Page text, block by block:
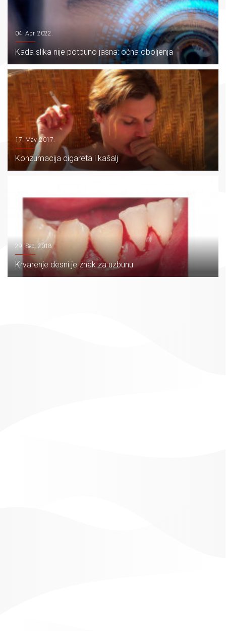
04. Apr. 2022.
Kada slika nije potpuno jasna: očna oboljenja
17. May. 2017.
Konzumacija cigareta i kašalj
29. Sep. 2018.
Krvarenje desni je znak za uzbunu